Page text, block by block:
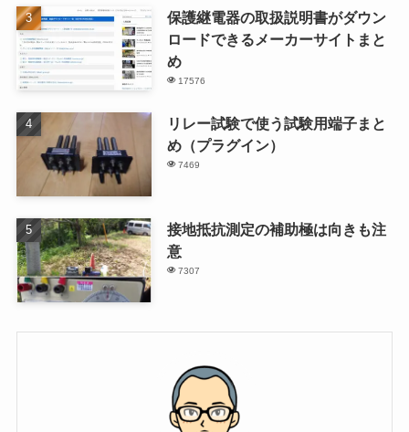
保護継電器の取扱説明書がダウン
ロードできるメーカーサイトまと
め
17576
リレー試験で使う試験用端子まと
め（プラグイン）
7469
接地抵抗測定の補助極は向きも注
意
7307